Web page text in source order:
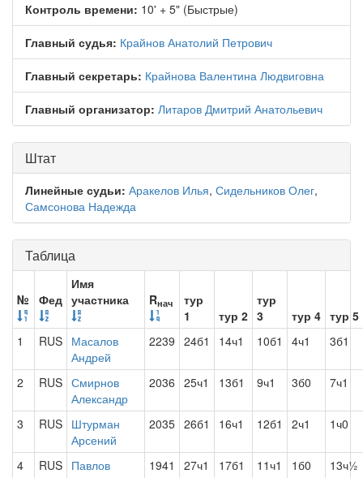
Контроль времени: 10' + 5" (Быстрые)
Главный судья: Крайнов Анатолий Петрович
Главный секретарь: Крайнова Валентина Людвиговна
Главный организатор: Литаров Дмитрий Анатольевич
Штат
Линейные судьи: Аракелов Илья, Сидельников Олег,
Самсонова Надежда
Таблица
№ Фед
Имя
участника
Rнач
тур
1
тур 2
тур
3
тур 4 тур 5
1
RUS Масалов
Андрей
2239 24б1 14ч1 10б1 4ч1 3б1
2 RUS Смирнов
Александр
2036 25ч1 13б1 9ч1 3б0 7ч1
3 RUS Штурман
Арсений
2035 26б1 16ч1 12б1 2ч1 1ч0
4 RUS Павлов
1941 27ч1 17б1 11ч1 1б0 13ч½